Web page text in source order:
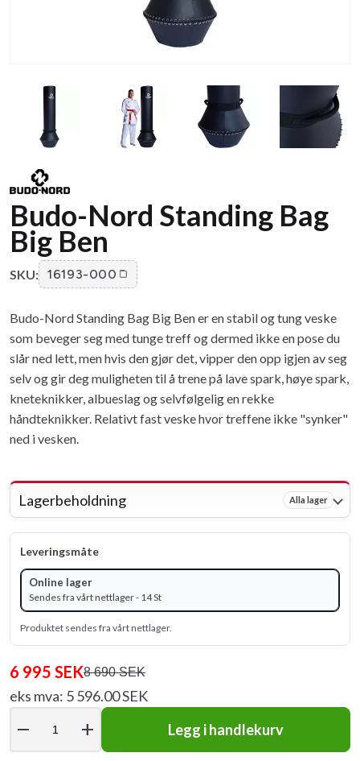
Budo-Nord Standing Bag
Big Ben
SKU: 16193-000
Budo-Nord Standing Bag Big Ben er en stabil og tung veske
som beveger seg med tunge treff og dermed ikke en pose du
slår ned lett, men hvis den gjør det, vipper den opp igjen av seg
selv og gir deg muligheten til å trene på lave spark, høye spark,
kneteknikker, albueslag og selvfølgelig en rekke
håndteknikker. Relativt fast veske hvor treffene ikke "synker"
ned i vesken.
Lagerbeholdning Alla lager
Leveringsmåte
Online lager
Sendes fra vårt nettlager - 14 St
Produktet sendes fra vårt nettlager.
6 995 SEK8 690 SEK
eks mva: 5 596.00 SEK
remove add Legg i handlekurv